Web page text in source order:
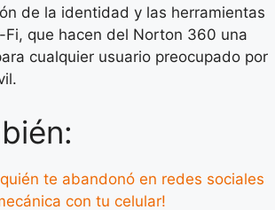
de la identidad y las herramientas
que hacen del Norton 360 una
cualquier usuario preocupado por
te abandonó en redes sociales
con tu celular!